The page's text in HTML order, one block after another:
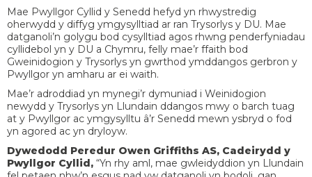
Mae Pwyllgor Cyllid y Senedd hefyd yn rhwystredig
oherwydd y diffyg ymgysylltiad ar ran Trysorlys y DU. Mae
datganoli’n golygu bod cysylltiad agos rhwng penderfyniadau
cyllidebol yn y DU a Chymru, felly mae’r ffaith bod
Gweinidogion y Trysorlys yn gwrthod ymddangos gerbron y
Pwyllgor yn amharu ar ei waith.
Mae’r adroddiad yn mynegi’r dymuniad i Weinidogion
newydd y Trysorlys yn Llundain ddangos mwy o barch tuag
at y Pwyllgor ac ymgysylltu â’r Senedd mewn ysbryd o fod
yn agored ac yn dryloyw.
Dywedodd Peredur Owen Griffiths AS, Cadeirydd y
Pwyllgor Cyllid, “Yn rhy aml, mae gwleidyddion yn Llundain